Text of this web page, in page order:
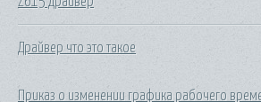
Драйвер что это такое
Приказ о изменении графика рабочего